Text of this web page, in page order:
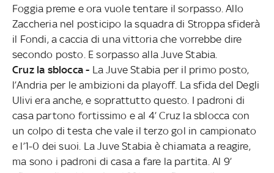
Foggia preme e ora vuole tentare il sorpasso. Allo
Zaccheria nel posticipo la squadra di Stroppa sfiderà
il Fondi, a caccia di una vittoria che vorrebbe dire
secondo posto. E sorpasso alla Juve Stabia.
Cruz la sblocca - La Juve Stabia per il primo posto,
l’Andria per le ambizioni da playoff. La sfida del Degli
Ulivi era anche, e soprattutto questo. I padroni di
casa partono fortissimo e al 4’ Cruz la sblocca con
un colpo di testa che vale il terzo gol in campionato
e l’1-0 dei suoi. La Juve Stabia è chiamata a reagire,
ma sono i padroni di casa a fare la partita. Al 9’